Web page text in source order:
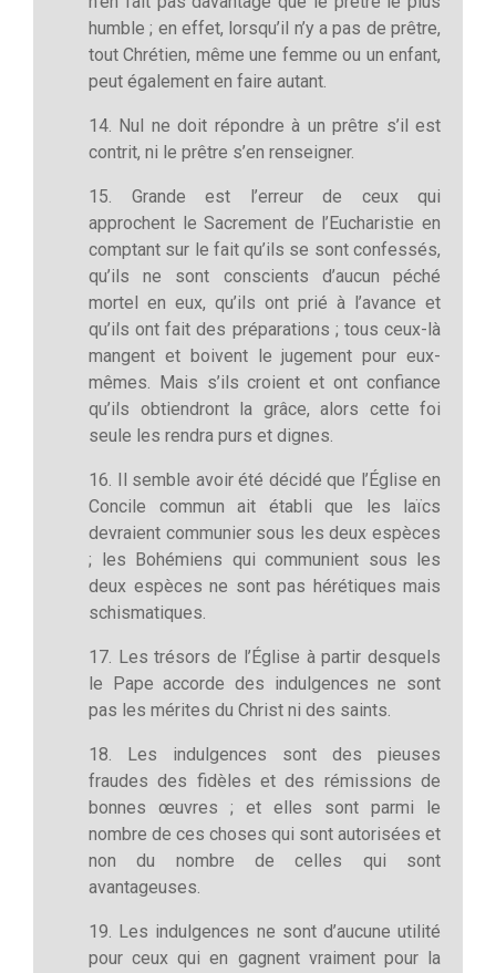
humble ; en effet, lorsqu’il n’y a pas de prêtre,
tout Chrétien, même une femme ou un enfant,
peut également en faire autant.
14. Nul ne doit répondre à un prêtre s’il est
contrit, ni le prêtre s’en renseigner.
15. Grande est l’erreur de ceux qui
approchent le Sacrement de l’Eucharistie en
comptant sur le fait qu’ils se sont confessés,
qu’ils ne sont conscients d’aucun péché
mortel en eux, qu’ils ont prié à l’avance et
qu’ils ont fait des préparations ; tous ceux-là
mangent et boivent le jugement pour eux-
mêmes. Mais s’ils croient et ont confiance
qu’ils obtiendront la grâce, alors cette foi
seule les rendra purs et dignes.
16. Il semble avoir été décidé que l’Église en
Concile commun ait établi que les laïcs
devraient communier sous les deux espèces
; les Bohémiens qui communient sous les
deux espèces ne sont pas hérétiques mais
schismatiques.
17. Les trésors de l’Église à partir desquels
le Pape accorde des indulgences ne sont
pas les mérites du Christ ni des saints.
18. Les indulgences sont des pieuses
fraudes des fidèles et des rémissions de
bonnes œuvres ; et elles sont parmi le
nombre de ces choses qui sont autorisées et
non du nombre de celles qui sont
avantageuses.
19. Les indulgences ne sont d’aucune utilité
pour ceux qui en gagnent vraiment pour la